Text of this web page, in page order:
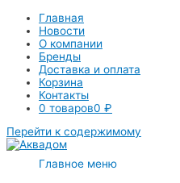
Главная
Новости
О компании
Бренды
Доставка и оплата
Корзина
Контакты
0 товаров0 ₽
Перейти к содержимому
Главное меню